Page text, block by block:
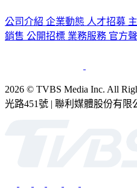
公司介紹 企業動態 人才招募
銷售 公開招標 業務服務 官方
2026 © TVBS Media Inc. All
光路451號 | 聯利媒體股份有限